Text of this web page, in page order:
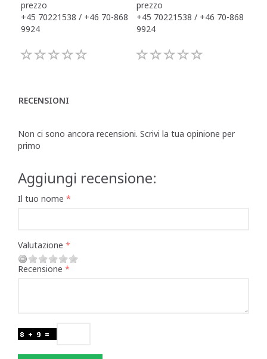
prezzo
+45 70221538 / +46 70-868
9924
prezzo
+45 70221538 / +46 70-868
9924
RECENSIONI
Non ci sono ancora recensioni. Scrivi la tua opinione per
primo
Aggiungi recensione:
Il tuo nome
Valutazione
Recensione